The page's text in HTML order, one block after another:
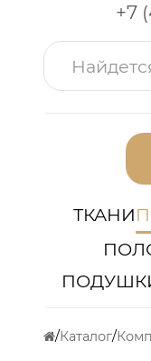
+7
ТКАНИ
Каталог